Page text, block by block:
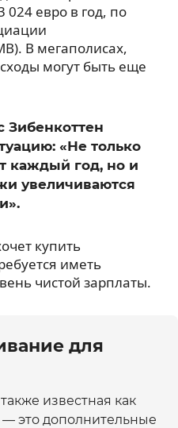
024 евро в год, по
В мегаполисах,
могут быть еще
Зибенкоттен
«Не только
каждый год, но и
увеличиваются
купить
иметь
чистой зарплаты.
для
известная как
это дополнительные